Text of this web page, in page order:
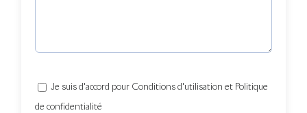
Je suis d'accord pour Conditions d'utilisation et Politique
de confidentialité